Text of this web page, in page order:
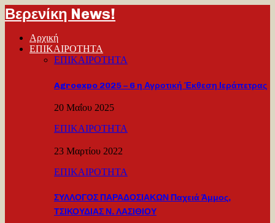
Βερενίκη News!
Αρχική
ΕΠΙΚΑΙΡΟΤΗΤΑ
ΕΠΙΚΑΙΡΟΤΗΤΑ
Agroexpo 2025 – 6 η Αγροτική Έκθεση Ιεράπετρας
20 Μαΐου 2025
ΕΠΙΚΑΙΡΟΤΗΤΑ
23 Μαρτίου 2022
ΕΠΙΚΑΙΡΟΤΗΤΑ
ΣΥΛΛΟΓΟΣ ΠΑΡΑΔΟΣΙΑΚΩΝ Παχειά Άμμος,
ΤΣΙΚΟΥΔΙΑΣ Ν. ΛΑΣΙΘΙΟΥ